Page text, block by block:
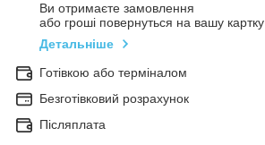
Ви отримаєте замовлення
або гроші повернуться на вашу картку
Детальніше
Готівкою або терміналом
Безготівковий розрахунок
Післяплата